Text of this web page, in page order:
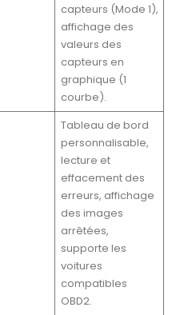
capteurs (Mode 1),
affichage des
valeurs des
capteurs en
graphique (1
courbe).
Tableau de bord
personnalisable,
lecture et
effacement des
erreurs, affichage
des images
arrêtées,
supporte les
voitures
compatibles
OBD2.